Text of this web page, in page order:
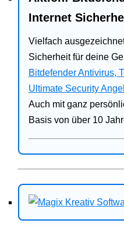
Internet
Vielfach
Sicherheit für deine
Bitdefender Antivirus,
Ultimate Security
Auch mit ganz
Basis von über 10